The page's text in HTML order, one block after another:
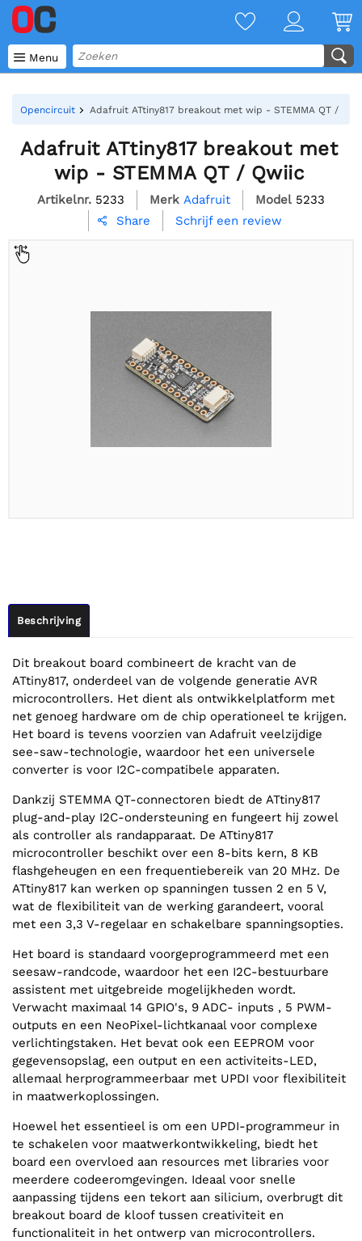
 Menu
Opencircuit Adafruit ATtiny817 breakout met wip - STEMMA QT /
Adafruit ATtiny817 breakout met
wip - STEMMA QT / Qwiic
Artikelnr. 5233 Merk Adafruit Model 5233
 Share Schrijf een review
Beschrijving
Dit breakout board combineert de kracht van de
ATtiny817, onderdeel van de volgende generatie AVR
microcontrollers. Het dient als ontwikkelplatform met
net genoeg hardware om de chip operationeel te krijgen.
Het board is tevens voorzien van Adafruit veelzijdige
see-saw-technologie, waardoor het een universele
converter is voor I2C-compatibele apparaten.
Dankzij STEMMA QT-connectoren biedt de ATtiny817
plug-and-play I2C-ondersteuning en fungeert hij zowel
als controller als randapparaat. De ATtiny817
microcontroller beschikt over een 8-bits kern, 8 KB
flashgeheugen en een frequentiebereik van 20 MHz. De
ATtiny817 kan werken op spanningen tussen 2 en 5 V,
wat de flexibiliteit van de werking garandeert, vooral
met een 3,3 V-regelaar en schakelbare spanningsopties.
Het board is standaard voorgeprogrammeerd met een
seesaw-randcode, waardoor het een I2C-bestuurbare
assistent met uitgebreide mogelijkheden wordt.
Verwacht maximaal 14 GPIO's, 9 ADC- inputs , 5 PWM-
outputs en een NeoPixel-lichtkanaal voor complexe
verlichtingstaken. Het bevat ook een EEPROM voor
gegevensopslag, een output en een activiteits-LED,
allemaal herprogrammeerbaar met UPDI voor flexibiliteit
in maatwerkoplossingen.
Hoewel het essentieel is om een UPDI-programmeur in
te schakelen voor maatwerkontwikkeling, biedt het
board een overvloed aan resources met libraries voor
meerdere codeeromgevingen. Ideaal voor snelle
aanpassing tijdens een tekort aan silicium, overbrugt dit
breakout board de kloof tussen creativiteit en
functionaliteit in het ontwerp van microcontrollers.